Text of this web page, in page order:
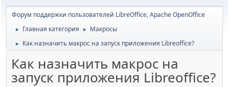
Форум поддержки пользователей LibreOffice, Apache OpenOffice
► Главная категория ► Макросы
► Как назначить макрос на запуск приложения Libreoffice?
Как назначить макрос на
запуск приложения Libreoffice?